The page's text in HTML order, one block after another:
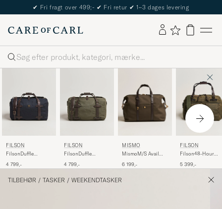
✔ Fri fragt over 499;- ✔ Fri retur ✔ 1–3 dages levering
Søg
FILSON
FilsonDuffle
4 799,-
FILSON
FilsonDuffle
4 799,-
MISMO
MismoM/S Avail
WeekendbagArmy/Dark
6 199,-
FILSON
Filson48-Hour
Green
5 399,-
TILBEHØR / TASKER / WEEKENDTASKER